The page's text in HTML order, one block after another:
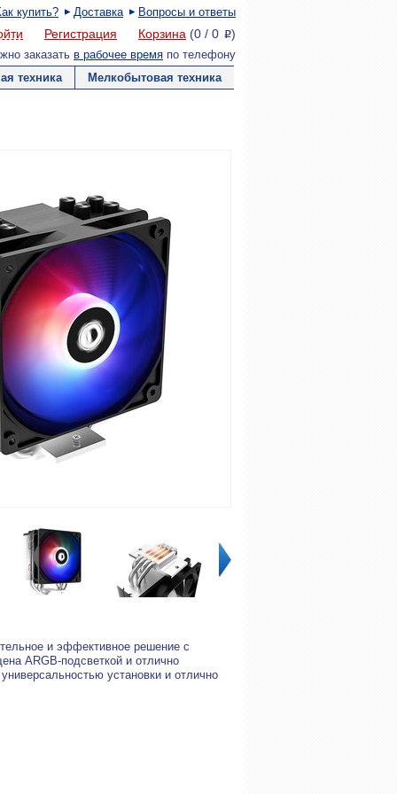
купить? Доставка Вопросы и ответы
Регистрация Корзина (0 / 0 P)
заказать в рабочее время по телефону
техника
Мелкобытовая техника
и эффективное решение с
ARGB-подсветкой и отлично
установки и отлично